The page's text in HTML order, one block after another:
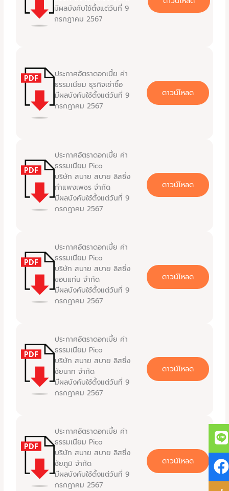
มีผลบังคับใช้ตั้งแต่วันที่ 9
กรกฎาคม 2567
ประกาศอัตราดอกเบี้ย ค่า
ธรรมเนียม ธุรกิจเช่าซื้อ
มีผลบังคับใช้ตั้งแต่วันที่ 9
กรกฎาคม 2567
ดาวน์โหลด
ประกาศอัตราดอกเบี้ย ค่า
ธรรมเนียม Pico
บริษัท สบาย สบาย ลิสซิ่ง
กำแพงเพชร จำกัด
มีผลบังคับใช้ตั้งแต่วันที่ 9
กรกฎาคม 2567
ดาวน์โหลด
ประกาศอัตราดอกเบี้ย ค่า
ธรรมเนียม Pico
บริษัท สบาย สบาย ลิสซิ่ง
ขอนแก่น จำกัด
มีผลบังคับใช้ตั้งแต่วันที่ 9
กรกฎาคม 2567
ดาวน์โหลด
ประกาศอัตราดอกเบี้ย ค่า
ธรรมเนียม Pico
บริษัท สบาย สบาย ลิสซิ่ง
ชัยนาท จำกัด
มีผลบังคับใช้ตั้งแต่วันที่ 9
กรกฎาคม 2567
ดาวน์โหลด
ประกาศอัตราดอกเบี้ย ค่า
ธรรมเนียม Pico
บริษัท สบาย สบาย ลิสซิ่ง
ชัยภูมิ จำกัด
มีผลบังคับใช้ตั้งแต่วันที่ 9
กรกฎาคม 2567
ดาวน์โหลด